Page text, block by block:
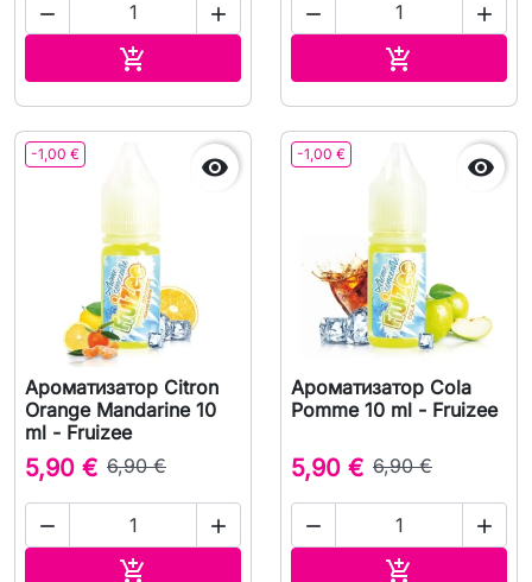
 

 

-1,00 € 
Ароматизатор Citron
Orange Mandarine 10
ml - Fruizee
5,90 € 6,90 €
 

-1,00 € 
Ароматизатор Cola
Pomme 10 ml - Fruizee
5,90 € 6,90 €
 
